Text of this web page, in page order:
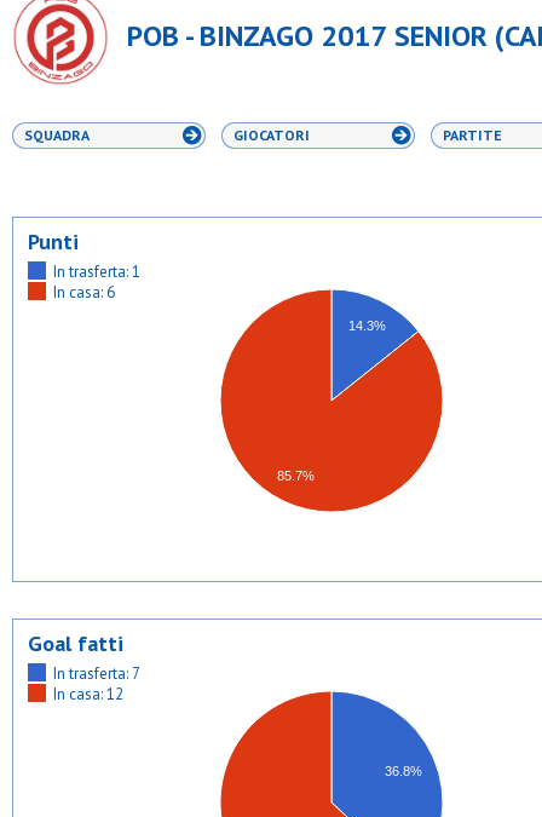
POB - BINZAGO 2017 SENIOR
SQUADRA GIOCATORI PARTITE
14.3%
85.7%
Punti
In trasferta: 1
In casa: 6
36.8%
Goal fatti
In trasferta: 7
In casa: 12